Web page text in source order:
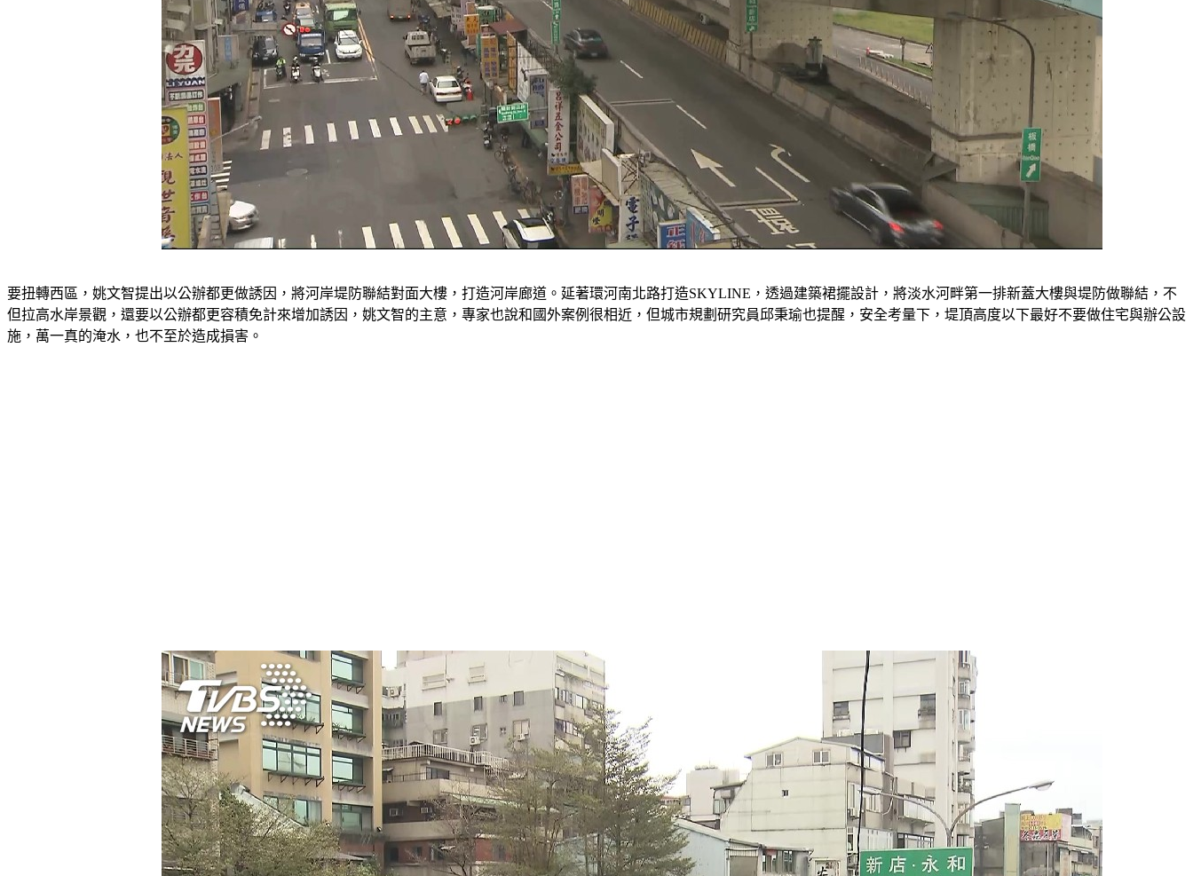
要扭轉西區，姚文智提出以公辦都更做誘因，將河岸堤防聯結對面大樓，打造河岸廊道。延著環河南北路打造SKYLINE，透過建築裙擺設計，將淡水河畔第一排新蓋大樓與堤防做聯結，不
但拉高水岸景觀，還要以公辦都更容積免計來增加誘因，姚文智的主意，專家也說和國外案例很相近，但城市規劃研究員邱秉瑜也提醒，安全考量下，堤頂高度以下最好不要做住宅與辦公設
施，萬一真的淹水，也不至於造成損害。